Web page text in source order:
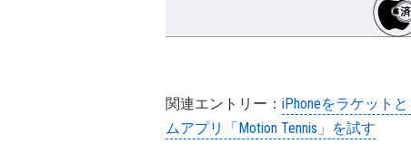
関連エントリー： iPhoneをラケット
ムアプリ「Motion Tennis」を試す